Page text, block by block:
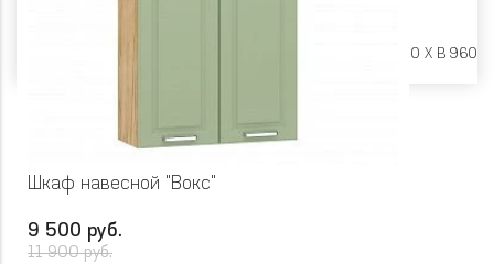
Ш 600 X Г 600 X В 960
Шкаф навесной "Вокс"
9 500 руб.
11 900 руб.